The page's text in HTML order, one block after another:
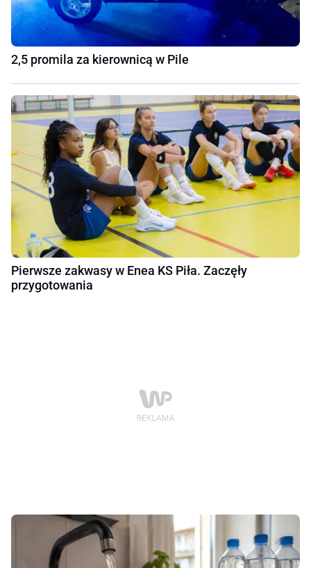
2,5 promila za kierownicą w Pile
Pierwsze zakwasy w Enea KS Piła. Zaczęły
przygotowania